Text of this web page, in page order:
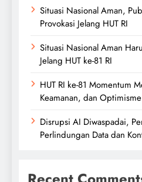
Situasi Nasional Aman,
Provokasi Jelang HUT RI
Situasi Nasional Aman
Jelang HUT ke-81 RI
HUT RI ke-81 Momentum
Keamanan, dan Optimisme
Disrupsi AI Diwaspadai,
Perlindungan Data dan